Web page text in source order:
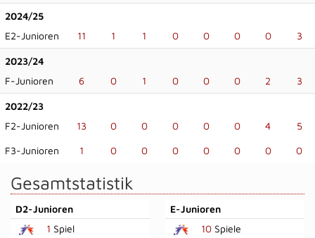
2024/25
E2-Junioren
11 1 1 0 0 0 0 3
2023/24
F-Junioren
6 0 1 0 0 0 2 3
2022/23
F2-Junioren
13 0 0 0 0 0 4 5
F3-Junioren 1 0 0 0 0 0 0 0
Gesamtstatistik
D2-Junioren
1 Spiel
E-Junioren
10Spiele